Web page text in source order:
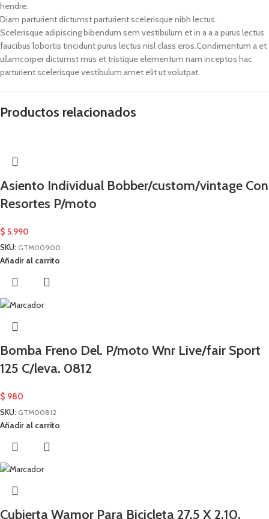
hendre.
Diam parturient dictumst parturient scelerisque nibh lectus.
Scelerisque adipiscing bibendum sem vestibulum et in a a a purus lectus
faucibus lobortis tincidunt purus lectus nisl class eros.Condimentum a et
ullamcorper dictumst mus et tristique elementum nam inceptos hac
parturient scelerisque vestibulum amet elit ut volutpat.
Productos relacionados
Asiento Individual Bobber/custom/vintage Con
Resortes P/moto
$ 5.990
SKU: GTM00900
Añadir al carrito
Bomba Freno Del. P/moto Wnr Live/fair Sport
125 C/leva. 0812
$ 980
SKU: GTM00812
Añadir al carrito
Cubierta Wamor Para Bicicleta 27.5 X 2.10.